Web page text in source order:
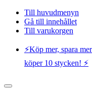
Till huvudmenyn
Gå till innehållet
Till varukorgen
⚡️Köp mer, spara
köper 10 stycken! ⚡️